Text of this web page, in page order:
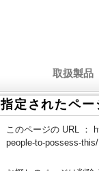
取扱製品
指定されたペー
このページの URL ：
people-to-possess-this/